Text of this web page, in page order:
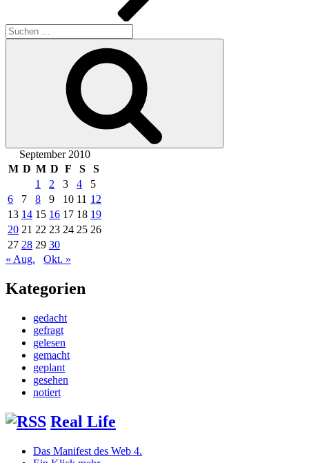
Suchen
nach:
September 2010
M D M D F S
S
1
2 3 4
5
6
7 8 9 10 11 12
13 14 15 16 17 18 19
20 21 22 23 24 25 26
27 28 29 30
« Aug.
Okt. »
Kategorien
gedacht
gefragt
gelesen
gemacht
geplant
gesehen
notiert
Real Life
Das Manifest des Web 4.